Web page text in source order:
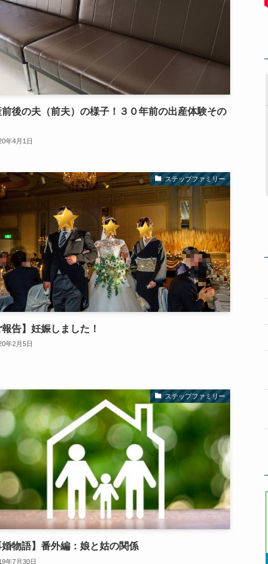
前後の夫（前夫）の様子！３０年前の出産体験その
年4月1日
ステップファミリー
報告】妊娠しました！
年2月5日
ステップファミリー
婚物語】番外編：娘と姑の関係
年7月30日